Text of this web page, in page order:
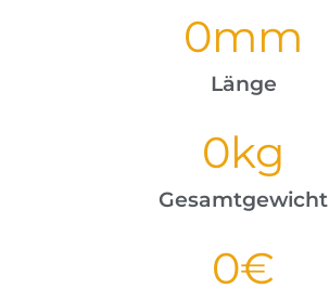
Länge
0mm
Gesamtgewicht
0kg
0€